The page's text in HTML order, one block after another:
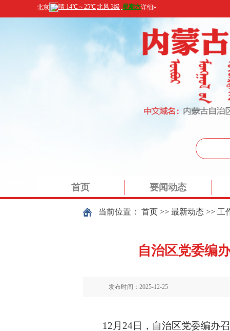
首页 要闻动态
当前位置： 首页 >> 最新动态 >> 工
自治区党委编
发布时间：2025-12-25
12月24日，自治区党委编办